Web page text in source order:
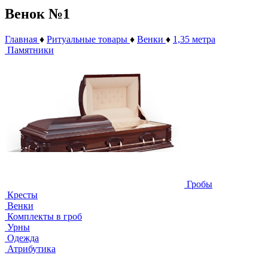
Венок №1
Главная ♦ Ритуальные товары ♦ Венки ♦ 1,35 метра
Памятники
Гробы
Кресты
Венки
Комплекты в гроб
Урны
Одежда
Атрибутика